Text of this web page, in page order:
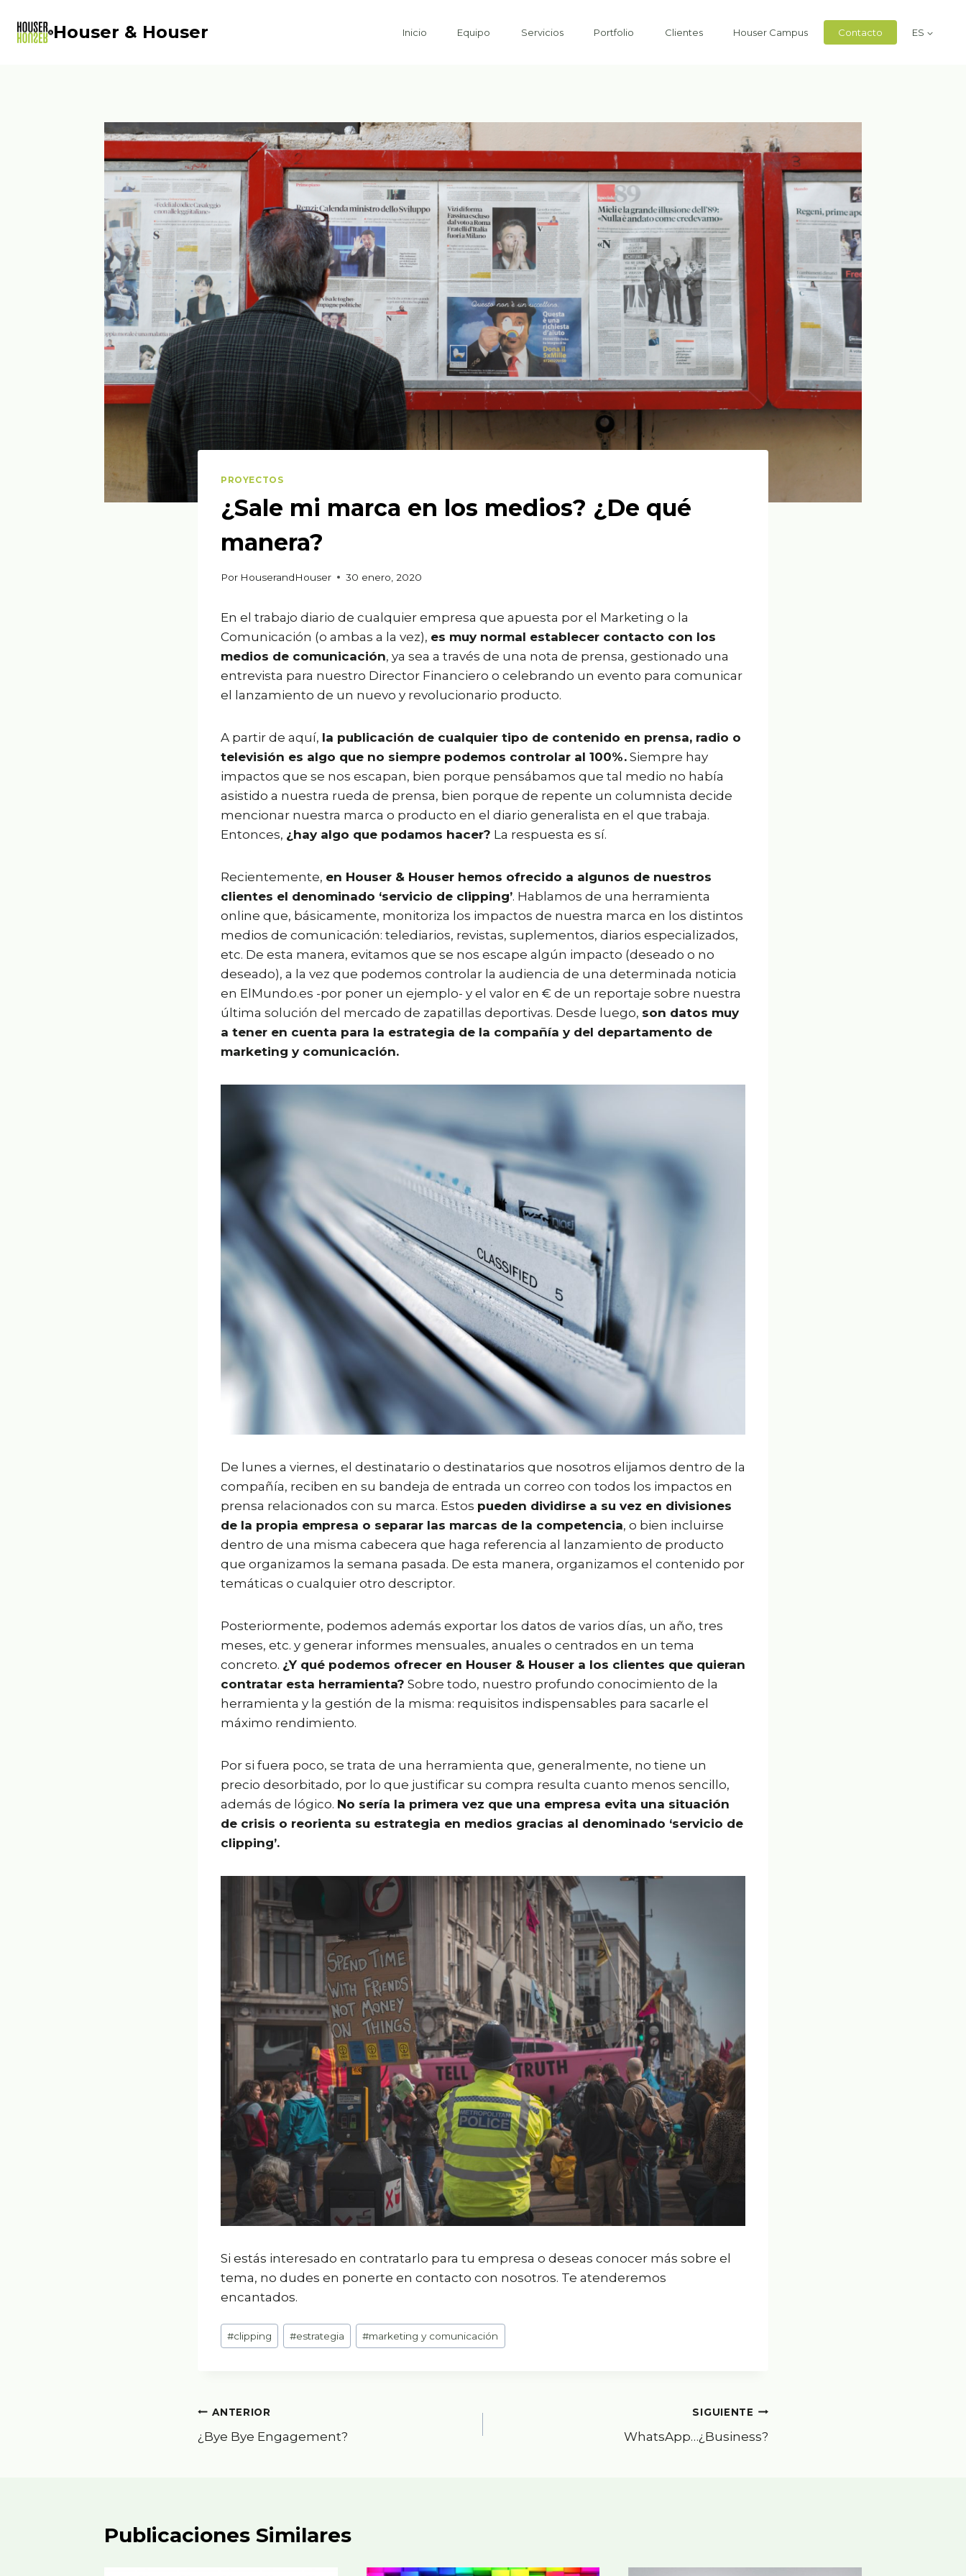
contenido
Houser & Houser Inicio Equipo Servicios Portfolio Clientes Houser Campus Contacto ES
PROYECTOS
¿Sale mi marca en los medios? ¿De qué
manera?
Por HouserandHouser 30 enero, 2020
En el trabajo diario de cualquier empresa que apuesta por el Marketing o la
Comunicación (o ambas a la vez), es muy normal establecer contacto con los
medios de comunicación, ya sea a través de una nota de prensa, gestionado una
entrevista para nuestro Director Financiero o celebrando un evento para comunicar
el lanzamiento de un nuevo y revolucionario producto.
A partir de aquí, la publicación de cualquier tipo de contenido en prensa, radio o
televisión es algo que no siempre podemos controlar al 100%. Siempre hay
impactos que se nos escapan, bien porque pensábamos que tal medio no había
asistido a nuestra rueda de prensa, bien porque de repente un columnista decide
mencionar nuestra marca o producto en el diario generalista en el que trabaja.
Entonces, ¿hay algo que podamos hacer? La respuesta es sí.
Recientemente, en Houser & Houser hemos ofrecido a algunos de nuestros
clientes el denominado ‘servicio de clipping’. Hablamos de una herramienta
online que, básicamente, monitoriza los impactos de nuestra marca en los distintos
medios de comunicación: telediarios, revistas, suplementos, diarios especializados,
etc. De esta manera, evitamos que se nos escape algún impacto (deseado o no
deseado), a la vez que podemos controlar la audiencia de una determinada noticia
en ElMundo.es -por poner un ejemplo- y el valor en € de un reportaje sobre nuestra
última solución del mercado de zapatillas deportivas. Desde luego, son datos muy
a tener en cuenta para la estrategia de la compañía y del departamento de
marketing y comunicación.
De lunes a viernes, el destinatario o destinatarios que nosotros elijamos dentro de la
compañía, reciben en su bandeja de entrada un correo con todos los impactos en
prensa relacionados con su marca. Estos pueden dividirse a su vez en divisiones
de la propia empresa o separar las marcas de la competencia, o bien incluirse
dentro de una misma cabecera que haga referencia al lanzamiento de producto
que organizamos la semana pasada. De esta manera, organizamos el contenido por
temáticas o cualquier otro descriptor.
Posteriormente, podemos además exportar los datos de varios días, un año, tres
meses, etc. y generar informes mensuales, anuales o centrados en un tema
concreto. ¿Y qué podemos ofrecer en Houser & Houser a los clientes que quieran
contratar esta herramienta? Sobre todo, nuestro profundo conocimiento de la
herramienta y la gestión de la misma: requisitos indispensables para sacarle el
máximo rendimiento.
Por si fuera poco, se trata de una herramienta que, generalmente, no tiene un
precio desorbitado, por lo que justificar su compra resulta cuanto menos sencillo,
además de lógico. No sería la primera vez que una empresa evita una situación
de crisis o reorienta su estrategia en medios gracias al denominado ‘servicio de
clipping’.
Si estás interesado en contratarlo para tu empresa o deseas conocer más sobre el
tema, no dudes en ponerte en contacto con nosotros. Te atenderemos
encantados.
Etiquetas
de
#clipping #estrategia #marketing y comunicación
Navegación
de
ANTERIOR
¿Bye Bye Engagement?
SIGUIENTE
WhatsApp…¿Business?
Publicaciones Similares